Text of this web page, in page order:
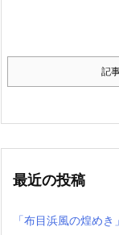
記
最近の投稿
「布目浜風の煌め